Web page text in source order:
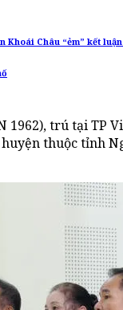
Khoái Châu “ẻm” kết
1962), trú tại TP
thuộc tỉnh